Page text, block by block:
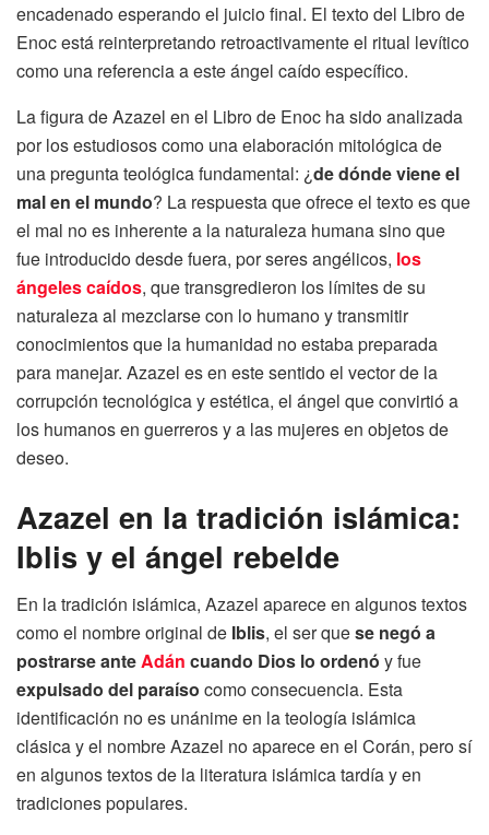
encadenado esperando el juicio final. El texto del Libro de
Enoc está reinterpretando retroactivamente el ritual levítico
como una referencia a este ángel caído específico.
La figura de Azazel en el Libro de Enoc ha sido analizada
por los estudiosos como una elaboración mitológica de
una pregunta teológica fundamental: ¿de dónde viene el
mal en el mundo? La respuesta que ofrece el texto es que
el mal no es inherente a la naturaleza humana sino que
fue introducido desde fuera, por seres angélicos, los
ángeles caídos, que transgredieron los límites de su
naturaleza al mezclarse con lo humano y transmitir
conocimientos que la humanidad no estaba preparada
para manejar. Azazel es en este sentido el vector de la
corrupción tecnológica y estética, el ángel que convirtió a
los humanos en guerreros y a las mujeres en objetos de
deseo.
Azazel en la tradición islámica:
Iblis y el ángel rebelde
En la tradición islámica, Azazel aparece en algunos textos
como el nombre original de Iblis, el ser quese negó a
postrarse anteAdán cuando Dios lo ordenó y fue
expulsado del paraíso como consecuencia. Esta
identificación no es unánime en la teología islámica
clásica y el nombre Azazel no aparece en el Corán, pero sí
en algunos textos de la literatura islámica tardía y en
tradiciones populares.